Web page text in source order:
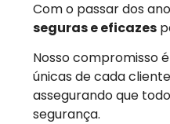
Com o passar dos
seguras e eficazes
Nosso compromisso
únicas de cada
assegurando que
segurança.